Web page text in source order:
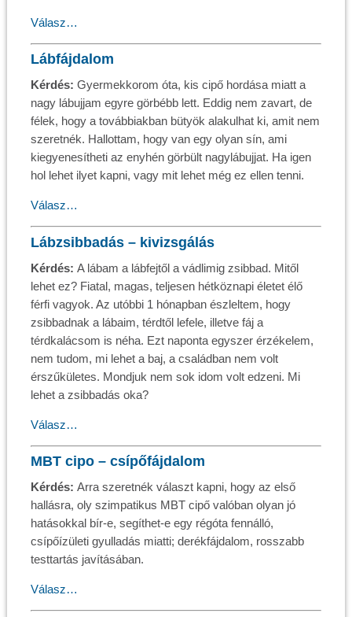
Válasz…
Lábfájdalom
Kérdés: Gyermekkorom óta, kis cipő hordása miatt a
nagy lábujjam egyre görbébb lett. Eddig nem zavart, de
félek, hogy a továbbiakban bütyök alakulhat ki, amit nem
szeretnék. Hallottam, hogy van egy olyan sín, ami
kiegyenesítheti az enyhén görbült nagylábujjat. Ha igen
hol lehet ilyet kapni, vagy mit lehet még ez ellen tenni.
Válasz…
Lábzsibbadás – kivizsgálás
Kérdés: A lábam a lábfejtől a vádlimig zsibbad. Mitől
lehet ez? Fiatal, magas, teljesen hétköznapi életet élő
férfi vagyok. Az utóbbi 1 hónapban észleltem, hogy
zsibbadnak a lábaim, térdtől lefele, illetve fáj a
térdkalácsom is néha. Ezt naponta egyszer érzékelem,
nem tudom, mi lehet a baj, a családban nem volt
érszűkületes. Mondjuk nem sok idom volt edzeni. Mi
lehet a zsibbadás oka?
Válasz…
MBT cipo – csípőfájdalom
Kérdés: Arra szeretnék választ kapni, hogy az első
hallásra, oly szimpatikus MBT cipő valóban olyan jó
hatásokkal bír-e, segíthet-e egy régóta fennálló,
csípőízületi gyulladás miatti; derékfájdalom, rosszabb
testtartás javításában.
Válasz…